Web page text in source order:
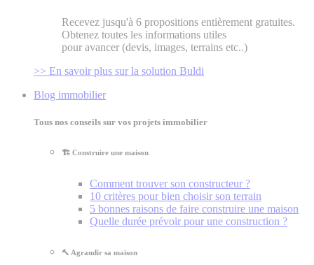
Recevez jusqu'à 6 propositions entièrement gratuites.
Obtenez toutes les informations utiles
pour avancer (devis, images, terrains etc..)
>> En savoir plus sur la solution Buldi
Blog immobilier
Tous nos conseils sur vos projets immobilier
🏗️ Construire une maison
Comment trouver son constructeur ?
10 critères pour bien choisir son terrain
5 bonnes raisons de faire construire une maison
Quelle durée prévoir pour une construction ?
🔨 Agrandir sa maison